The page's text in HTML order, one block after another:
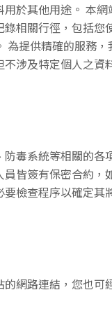
於其他用途。 本
相關行徑，包括
為提供精確的服務
涉及特定個人之資
毒系統等相關的
皆簽有保密合約
檢查程序以確定其
網路連結，您也